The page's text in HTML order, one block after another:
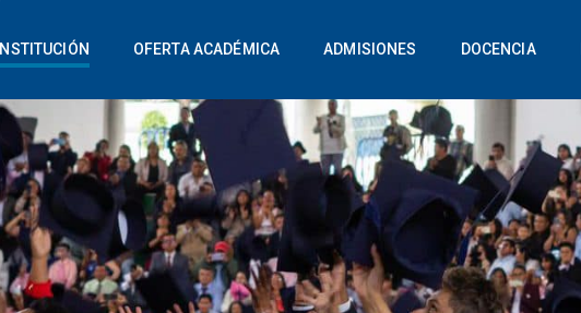
INSTITUCIÓN OFERTA ACADÉMICA ADMISIONES DOCENCIA